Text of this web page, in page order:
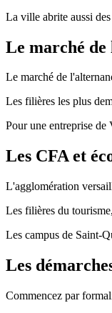
La ville abrite aussi
Le marché
Le marché de
Les filières les plus
Pour une entreprise de
Les CFA et
L'agglomération
Les filières du
Les campus de Saint-
Les
Commencez par